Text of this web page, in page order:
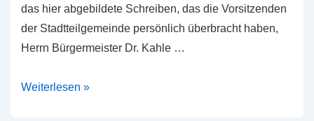
das hier abgebildete Schreiben, das die Vorsitzenden
der Stadtteilgemeinde persönlich überbracht haben,
Herrn Bürgermeister Dr. Kahle …
Der
Weiterlesen »